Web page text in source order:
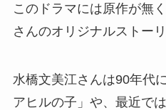
このドラマには原作が無
さんのオリジナルストー
水橋文美江さんは90年代
アヒルの子」や、最近で